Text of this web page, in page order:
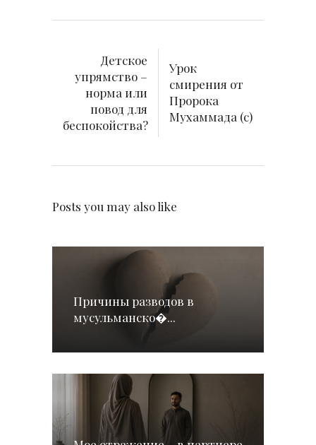
Детское
упрямство –
норма или
повод для
беспокойства?
Урок
смирения от
Пророка
Мухаммада (с)
Posts you may also like
Причины разводов в
мусульманско�...